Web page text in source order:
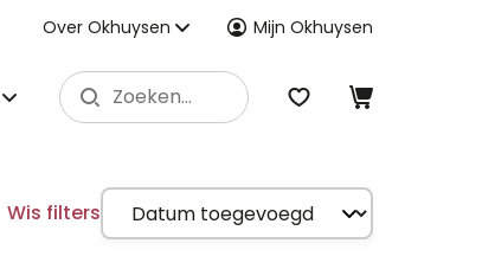
Over Okhuysen Mijn Okhuysen
Wis filters